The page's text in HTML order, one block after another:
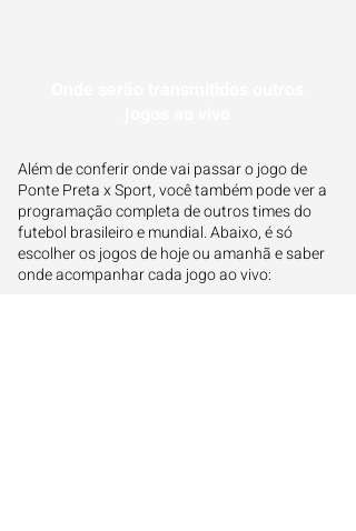
Além de conferir onde vai passar o jogo de
Ponte Preta x Sport, você também pode ver a
programação completa de outros times do
futebol brasileiro e mundial. Abaixo, é só
escolher os jogos de hoje ou amanhã e saber
onde acompanhar cada jogo ao vivo: